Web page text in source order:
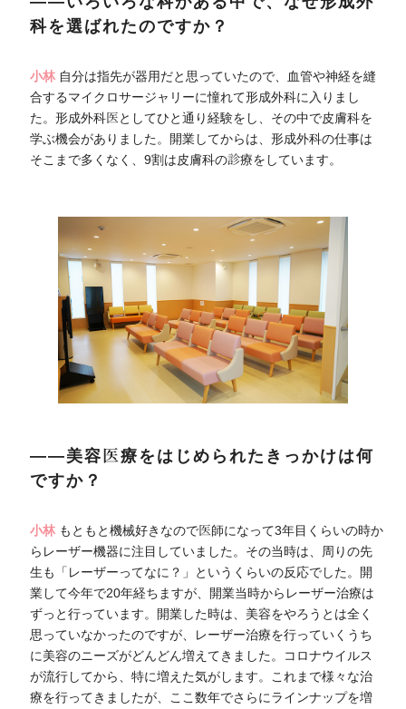
科を選ばれたのですか？
小林 自分は指先が器用だと思っていたので、血管や神経を縫
合するマイクロサージャリーに憧れて形成外科に入りまし
た。形成外科医としてひと通り経験をし、その中で皮膚科を
学ぶ機会がありました。開業してからは、形成外科の仕事は
そこまで多くなく、9割は皮膚科の診療をしています。
――美容医療をはじめられたきっかけは何
ですか？
小林 もともと機械好きなので医師になって3年目くらいの時か
らレーザー機器に注目していました。その当時は、周りの先
生も「レーザーってなに？」というくらいの反応でした。開
業して今年で20年経ちますが、開業当時からレーザー治療は
ずっと行っています。開業した時は、美容をやろうとは全く
思っていなかったのですが、レーザー治療を行っていくうち
に美容のニーズがどんどん増えてきました。コロナウイルス
が流行してから、特に増えた気がします。これまで様々な治
療を行ってきましたが、ここ数年でさらにラインナップを増